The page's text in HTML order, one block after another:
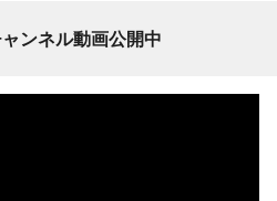
ンネル動画公開中